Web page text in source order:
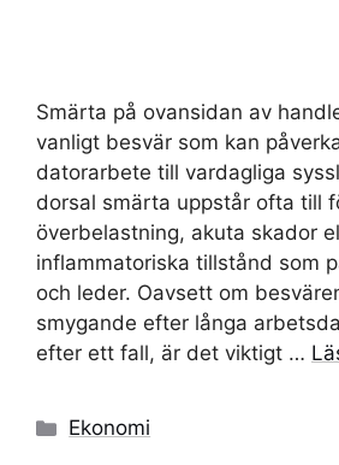
Smärta på ovansidan av
vanligt besvär som kan
datorarbete till vardagliga
dorsal smärta uppstår ofta till
överbelastning, akuta skador
inflammatoriska tillstånd som
och leder. Oavsett om
smygande efter långa
efter ett fall, är det viktigt …
Kategorier
Ekonomi